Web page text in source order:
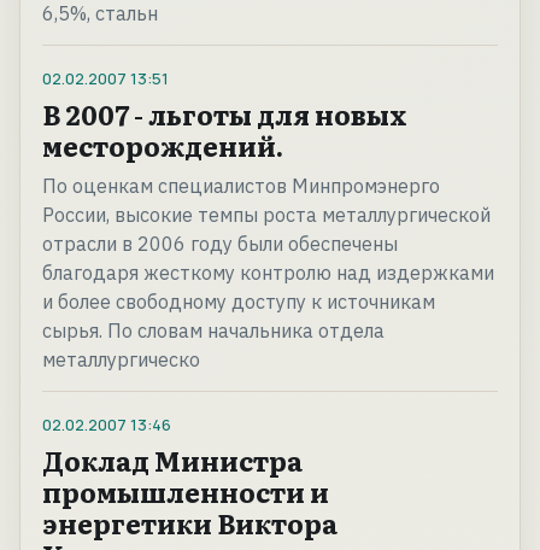
6,5%, стальн
02.02.2007 13:51
В 2007 - льготы для новых
месторождений.
По оценкам специалистов Минпромэнерго
России, высокие темпы роста металлургической
отрасли в 2006 году были обеспечены
благодаря жесткому контролю над издержками
и более свободному доступу к источникам
сырья. По словам начальника отдела
металлургическо
02.02.2007 13:46
Доклад Министра
промышленности и
энергетики Виктора